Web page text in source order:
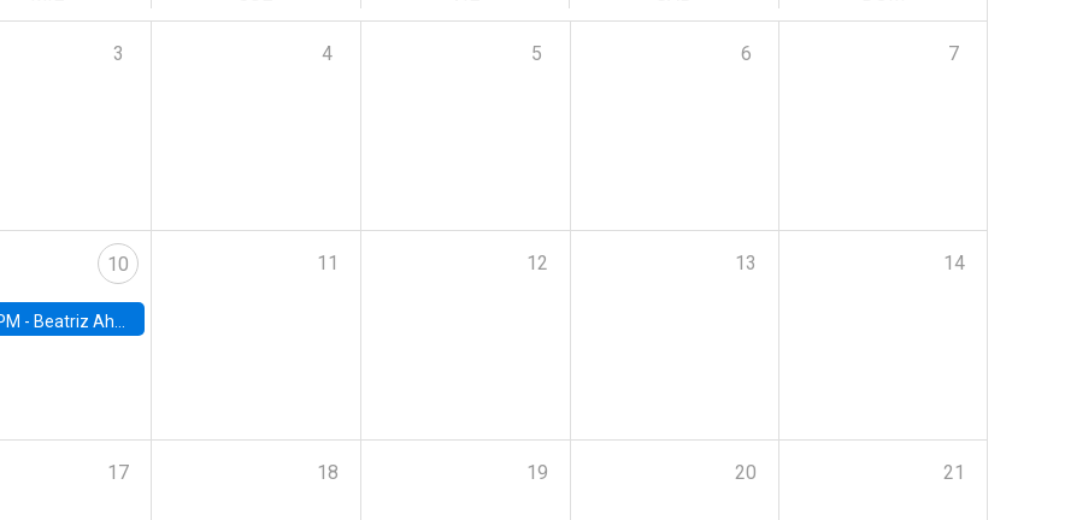
3 4 5 6 7
10
- Beatriz Ahumada, PhD candidate, Universidad de Pittsburgh
11 12 13 14
17 18 19 20 21